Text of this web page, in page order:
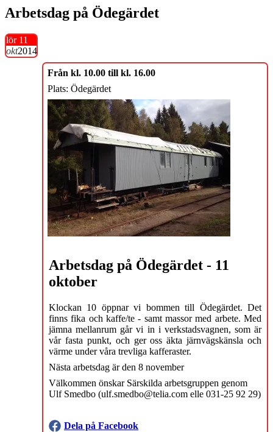
Arbetsdag på Ödegärdet
lör 11
okt2014
Från kl. 10.00 till kl. 16.00
Plats: Ödegärdet
Arbetsdag på Ödegärdet - 11
oktober
Klockan 10 öppnar vi bommen till Ödegärdet. Det
finns fika och kaffe/te - samt massor med arbete. Med
jämna mellanrum går vi in i verkstadsvagnen, som är
vår fasta punkt, och ger oss äkta järnvägskänsla och
värme under våra trevliga kafferaster.
Nästa arbetsdag är den 8 november
Välkommen önskar Särskilda arbetsgruppen genom
Ulf Smedbo (ulf.smedbo@telia.com elle 031-25 92 29)
Dela på Facebook